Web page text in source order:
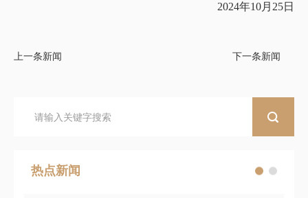
2024年10月25日
上一条新闻 下一条新闻
热点新闻